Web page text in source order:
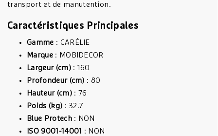
transport et de manutention.
Caractéristiques Principales
Gamme : CARÉLIE
Marque: MOBIDECOR
Largeur (cm): 160
Profondeur (cm) : 80
Hauteur (cm): 76
Poids (kg) : 32.7
Blue Protech: NON
ISO 9001-14001 : NON